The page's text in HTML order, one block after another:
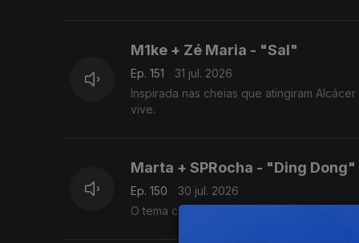
M1ke + Zé Maria - "Sal"
Ep. 151
31 jul. 2026
Inspirada nas cheias que atingiram
vive.
Marta + SPRocha - "Ding Dong"
Ep. 150
30 jul. 2026
O tema constrói-se num território onde